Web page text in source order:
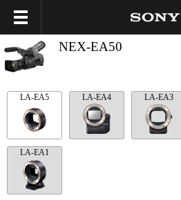
NEX-EA50
LA-EA5 LA-EA4 LA-EA3
LA-EA1